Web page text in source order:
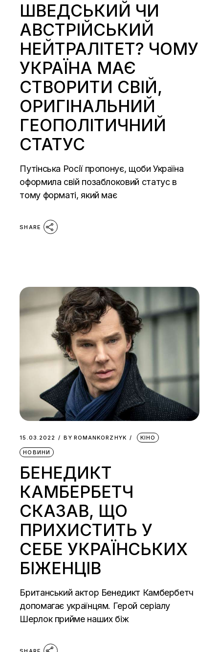
ШВЕДСЬКИЙ ЧИ
АВСТРІЙСЬКИЙ
НЕЙТРАЛІТЕТ? ЧОМУ
УКРАЇНА МАЄ
СТВОРИТИ СВІЙ,
ОРИГІНАЛЬНИЙ
ГЕОПОЛІТИЧНИЙ
СТАТУС
Путінська Росії пропонує, щоби Україна
оформила свій позаблоковий статус в
тому форматі, який має
SHARE
15.03.2022 BY ROMANKORZHYK КІНО
НОВИНИ
БЕНЕДИКТ
КАМБЕРБЕТЧ
СКАЗАВ, ЩО
ПРИХИСТИТЬ У
СЕБЕ УКРАЇНСЬКИХ
БІЖЕНЦІВ
Британський актор Бенедикт Камбербетч
допомагає українцям. Герой серіалу
Шерлок прийме наших біж